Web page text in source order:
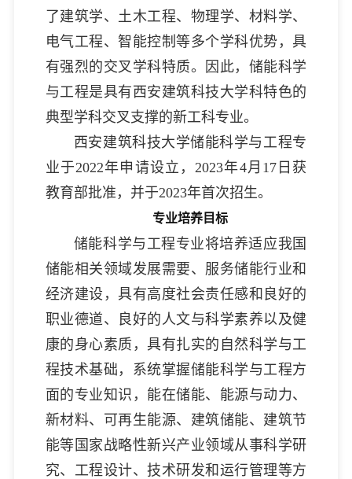
了建筑学、土木工程、物理学、材料学、
电气工程、智能控制等多个学科优势，具
有强烈的交叉学科特质。因此，储能科学
与工程是具有西安建筑科技大学科特色的
典型学科交叉支撑的新工科专业。
西安建筑科技大学储能科学与工程专
业于2022年申请设立，2023年4月17日获
教育部批准，并于2023年首次招生。
专业培养目标
储能科学与工程专业将培养适应我国
储能相关领域发展需要、服务储能行业和
经济建设，具有高度社会责任感和良好的
职业德道、良好的人文与科学素养以及健
康的身心素质，具有扎实的自然科学与工
程技术基础，系统掌握储能科学与工程方
面的专业知识，能在储能、能源与动力、
新材料、可再生能源、建筑储能、建筑节
能等国家战略性新兴产业领域从事科学研
究、工程设计、技术研发和运行管理等方